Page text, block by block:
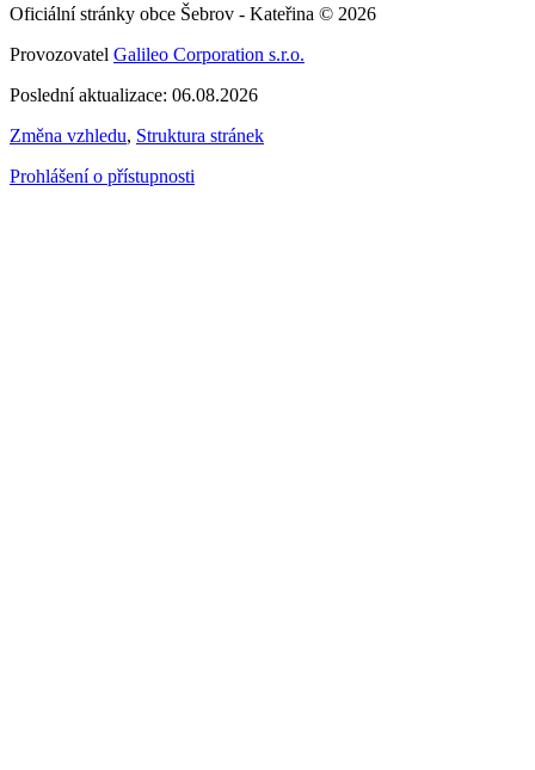
Oficiální stránky obce Šebrov - Kateřina © 2026
Provozovatel Galileo Corporation s.r.o.
Poslední aktualizace: 06.08.2026
Změna vzhledu, Struktura stránek
Prohlášení o přístupnosti